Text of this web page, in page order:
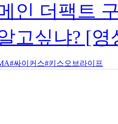
인 더팩트
고싶냐? [
#싸이커스#키스오브라이프